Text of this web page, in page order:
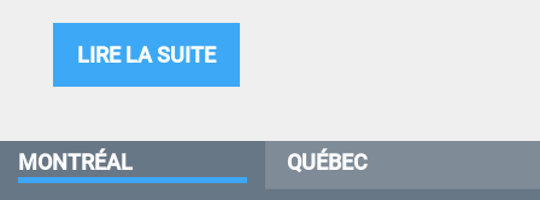
LIRE LA SUITE
MONTRÉAL QUÉBEC